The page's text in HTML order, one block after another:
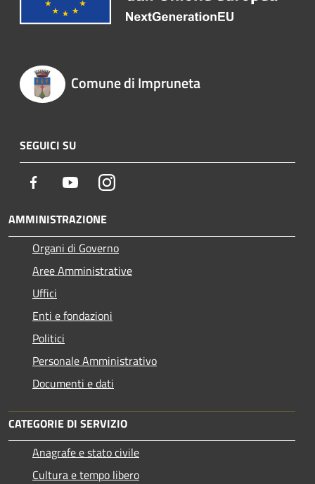
Comune di Impruneta
SEGUICI SU
Facebook YoutubeInstagram
AMMINISTRAZIONE
Organi di Governo
Aree Amministrative
Uffici
Enti e fondazioni
Politici
Personale Amministrativo
Documenti e dati
CATEGORIE DI SERVIZIO
Anagrafe e stato civile
Cultura e tempo libero